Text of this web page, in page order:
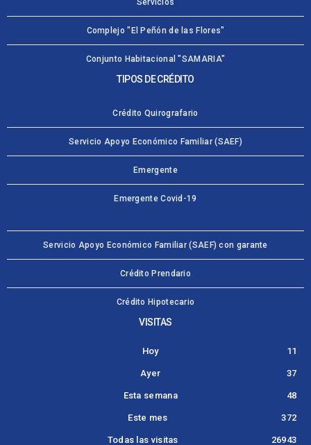
Servicios
Complejo "El Peñón de las Flores"
Conjunto Habitacional "SAMARIA"
TIPOS DE CRÉDITO
Crédito Quirografario
Servicio Apoyo Económico Familiar (SAEF)
Emergente
Emergente Covid-19
Servicio Apoyo Económico Familiar (SAEF) con garante
Crédito Prendario
Crédito Hipotecario
VISITAS
Hoy 11
Ayer 37
Esta semana 48
Este mes 372
Todas las visitas 26943